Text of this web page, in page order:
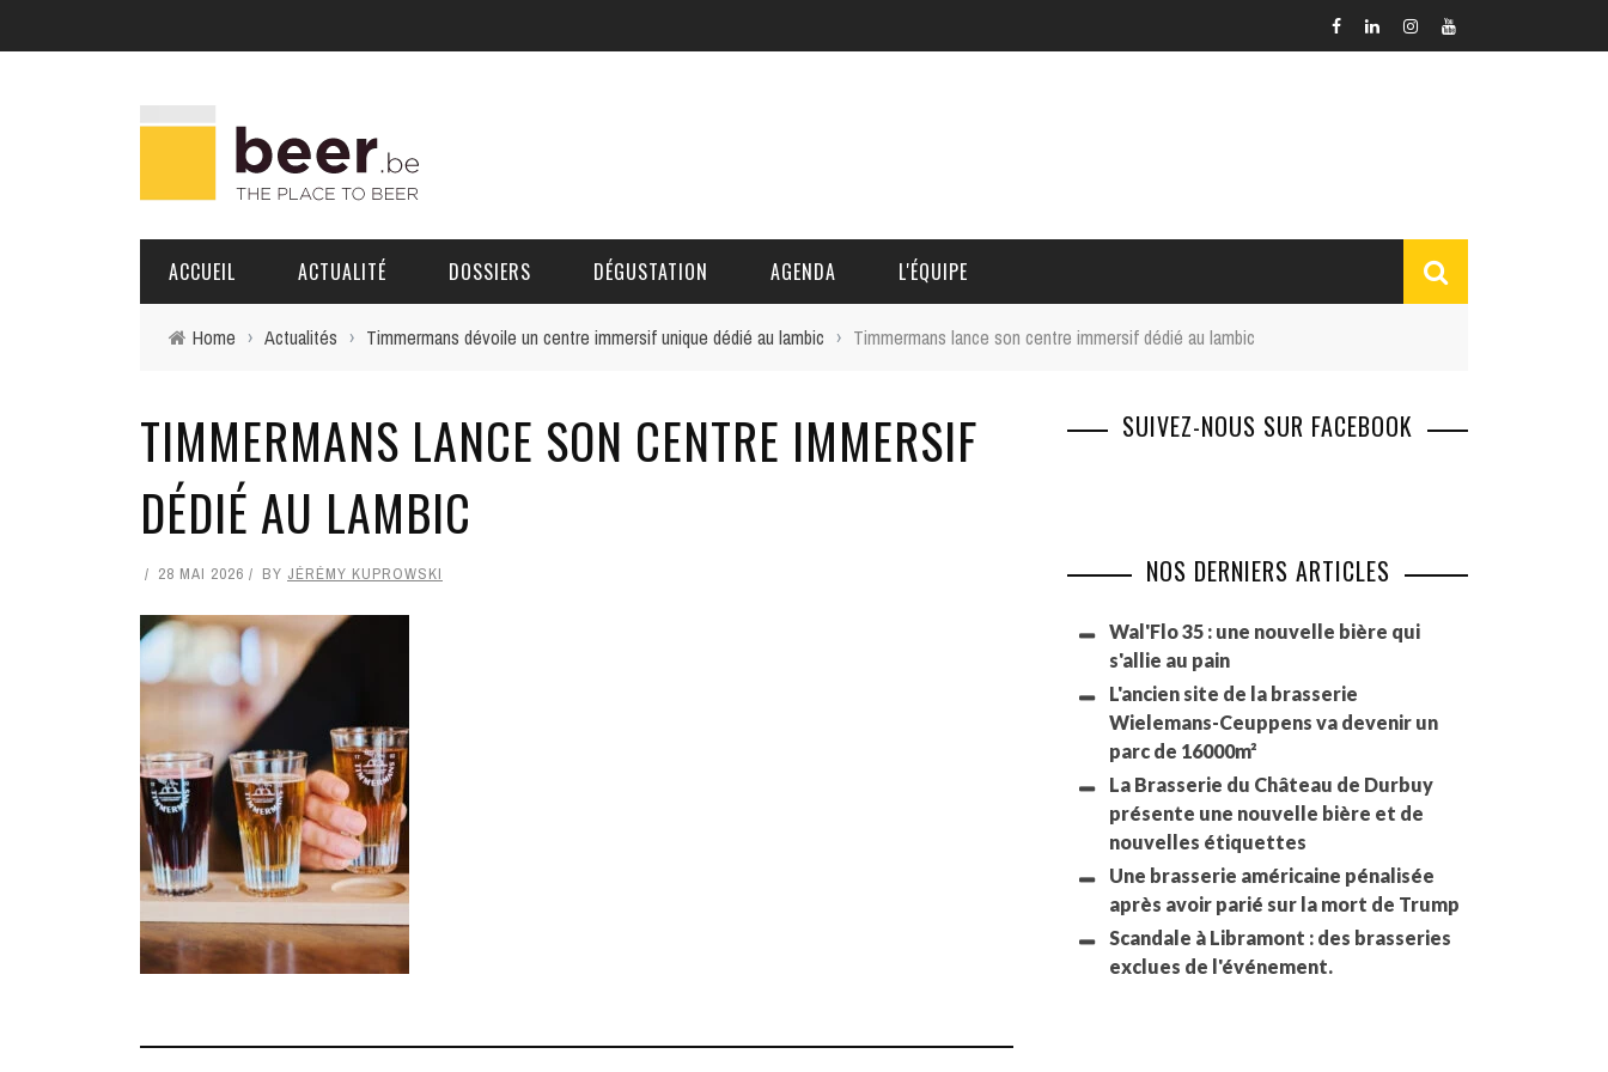
ACCUEIL ACTUALITÉ DOSSIERS
PORTRAITS
DÉGUSTATION AGENDA L'ÉQUIPE
DAVID BLOCTEUR
Home › Actualités › Timmermans dévoile un centre immersif unique dédié au lambic › Timmermans lance son centre immersif dédié au lambic
TIMMERMANS LANCE SON CENTRE IMMERSIF
DÉDIÉ AU LAMBIC
28 MAI 2026 BY JÉRÉMY KUPROWSKI
SUIVEZ-NOUS SUR FACEBOOK
NOS DERNIERS ARTICLES
Wal'Flo 35 : une nouvelle bière qui
s'allie au pain
L'ancien site de la brasserie
Wielemans-Ceuppens va devenir un
parc de 16000m²
La Brasserie du Château de Durbuy
présente une nouvelle bière et de
nouvelles étiquettes
Une brasserie américaine pénalisée
après avoir parié sur la mort de Trump
Scandale à Libramont : des brasseries
exclues de l'événement.